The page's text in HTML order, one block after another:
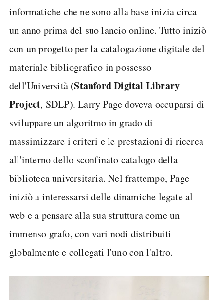
informatiche che ne sono alla base inizia circa
un anno prima del suo lancio online. Tutto iniziò
con un progetto per la catalogazione digitale del
materiale bibliografico in possesso
dell'Università (Stanford Digital Library
Project, SDLP). Larry Page doveva occuparsi di
sviluppare un algoritmo in grado di
massimizzare i criteri e le prestazioni di ricerca
all'interno dello sconfinato catalogo della
biblioteca universitaria. Nel frattempo, Page
iniziò a interessarsi delle dinamiche legate al
web e a pensare alla sua struttura come un
immenso grafo, con vari nodi distribuiti
globalmente e collegati l'uno con l'altro.